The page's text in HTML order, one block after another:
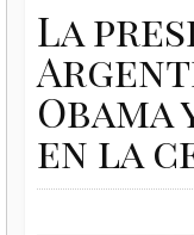
La
Obama
en la